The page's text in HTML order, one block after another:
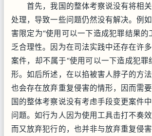
首先，我国的整体考察说没有将相关
处理，导致一些问题仍然没有解决。例
害限定为“使用可以一下造成犯罪结果的
乏合理性。因为在司法实践中还存在许
案件，却不属于“使用可以一下造成犯罪
形。如后所述，在以掐被害人脖子的方法
也会存在放弃重复侵害的情形，因而需
国的整体考察说没有考虑手段变更案件
问题。如行为人因为使用工具击打不奏
而又放弃犯行的，也并非与放弃重复侵